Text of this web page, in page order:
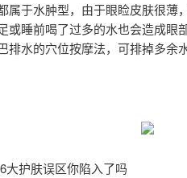
属于水肿型，由于眼睑皮肤很薄
或睡前喝了过多的水也会造成眼
排水的穴位按摩法，可排掉多余水
大护肤误区你陷入了吗